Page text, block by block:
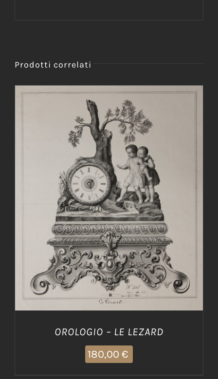
Prodotti correlati
AGGIUNGI AL CARRELLO / DETTAGLI
OROLOGIO – LE LEZARD
180,00 €